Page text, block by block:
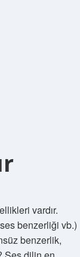
vardır.
benzerliği vb.)
benzerlik,